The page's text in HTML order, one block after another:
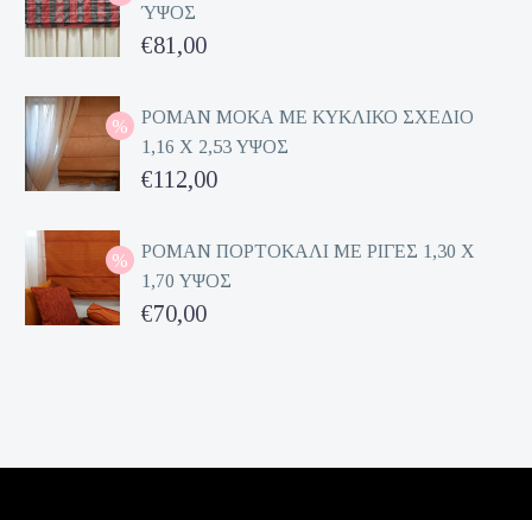
ΎΨΟΣ
Original
was:
€162,00.
€81,00
τρέχουσα
τιμή
είναι:
ΡΟΜΑΝ ΜΟΚΑ ΜΕ ΚΥΚΛΙΚΟ ΣΧΕΔΙΟ
1,16 Χ 2,53 ΥΨΟΣ
Original
was:
€224,00.
€112,00
τρέχουσα
τιμή
είναι:
ΡΟΜΑΝ ΠΟΡΤΟΚΑΛΙ ΜΕ ΡΙΓΕΣ 1,30 Χ
1,70 ΥΨΟΣ
Original
€70,00